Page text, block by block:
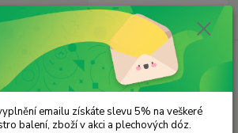
Menu
Hledat
ks
za 0,00 Kč
emailu získáte slevu 5% na veškeré
balení, zboží v akci a plechových dóz.